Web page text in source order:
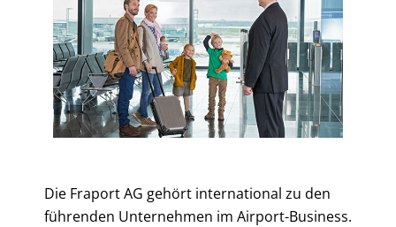
Die Fraport AG gehört international zu den
führenden Unternehmen im Airport-Business.